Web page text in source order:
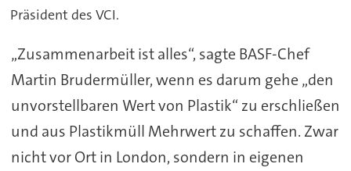
Präsident des VCI.
„Zusammenarbeit ist alles“, sagte BASF-Chef
Martin Brudermüller, wenn es darum gehe „den
unvorstellbaren Wert von Plastik“ zu erschließen
und aus Plastikmüll Mehrwert zu schaffen. Zwar
nicht vor Ort in London, sondern in eigenen